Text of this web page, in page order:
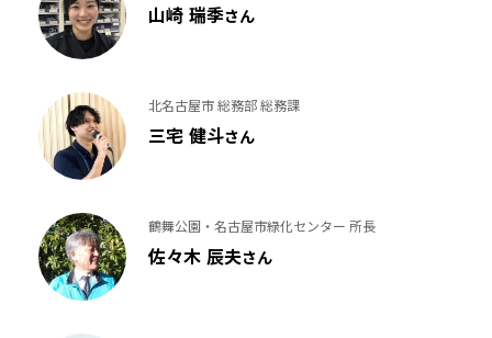
山崎 瑞季さん
北名古屋市 総務部 総務課
三宅 健斗さん
鶴舞公園・名古屋市緑化センター 所長
佐々木 辰夫さん